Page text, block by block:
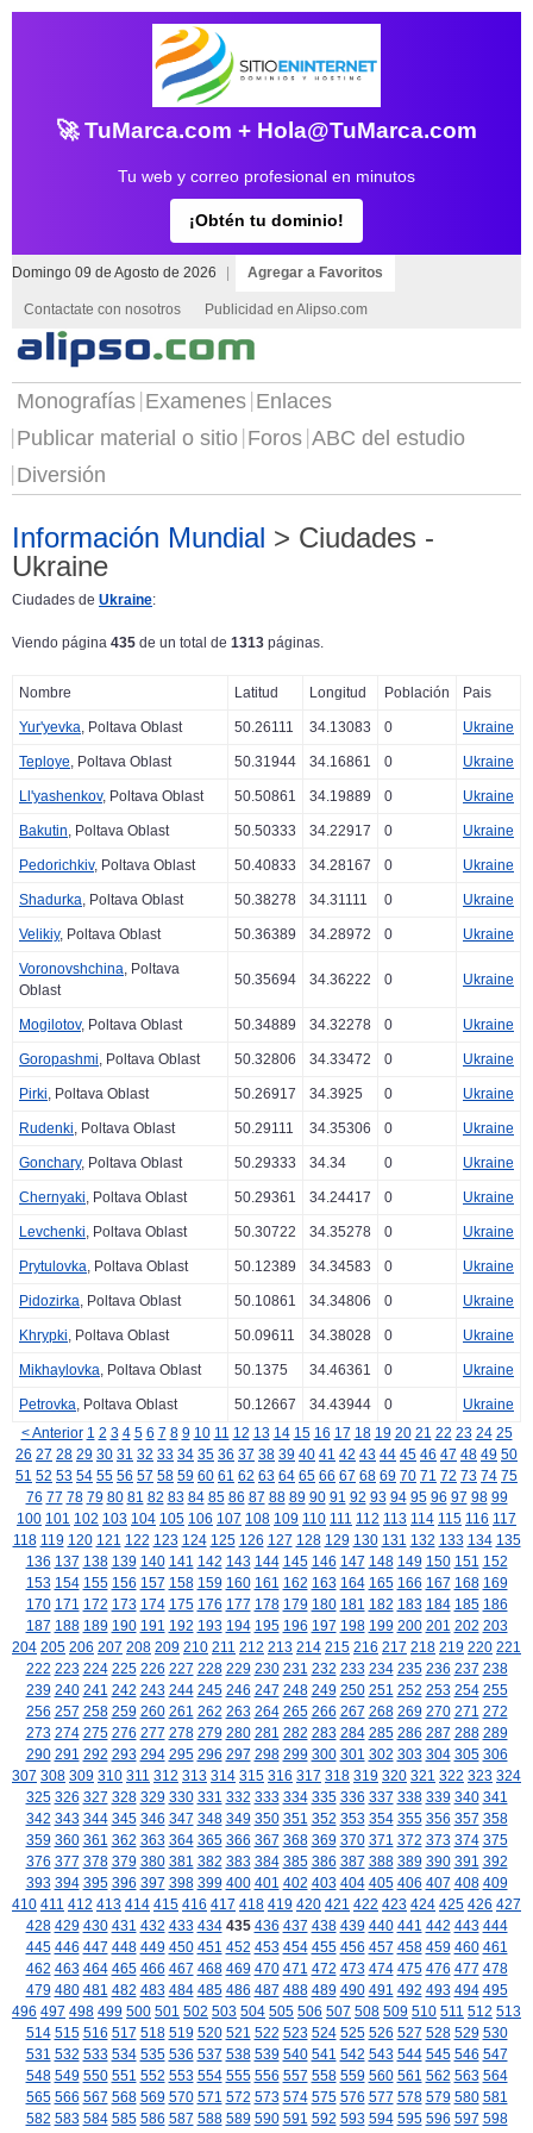
🚀 TuMarca.com + Hola@TuMarca.com
Tu web y correo profesional en minutos
¡Obtén tu dominio!
Domingo 09 de Agosto de 2026 Agregar a Favoritos
Contactate con nosotros Publicidad en Alipso.com
Monografías Examenes Enlaces
Publicar material o sitio Foros ABC del estudio
Diversión
Información Mundial > Ciudades -
Ukraine
Ciudades de Ukraine:
Viendo página 435 de un total de 1313 páginas.
Nombre Latitud Longitud Población Pais
Yur'yevka, Poltava Oblast 50.26111 34.13083 0 Ukraine
Teploye, Poltava Oblast 50.31944 34.16861 0 Ukraine
Ll'yashenkov, Poltava Oblast 50.50861 34.19889 0 Ukraine
Bakutin, Poltava Oblast 50.50333 34.22917 0 Ukraine
Pedorichkiv, Poltava Oblast 50.40833 34.28167 0 Ukraine
Shadurka, Poltava Oblast 50.38278 34.31111 0 Ukraine
Velikiy, Poltava Oblast 50.36389 34.28972 0 Ukraine
Voronovshchina, Poltava
Oblast
50.35694 34.36222 0 Ukraine
Mogilotov, Poltava Oblast 50.34889 34.32278 0 Ukraine
Goropashmi, Poltava Oblast 50.32806 34.33472 0 Ukraine
Pirki, Poltava Oblast 50.26917 34.3925 0 Ukraine
Rudenki, Poltava Oblast 50.29111 34.35306 0 Ukraine
Gonchary, Poltava Oblast 50.29333 34.34 0 Ukraine
Chernyaki, Poltava Oblast 50.29361 34.24417 0 Ukraine
Levchenki, Poltava Oblast 50.30722 34.35278 0 Ukraine
Prytulovka, Poltava Oblast 50.12389 34.34583 0 Ukraine
Pidozirka, Poltava Oblast 50.10861 34.34806 0 Ukraine
Khrypki, Poltava Oblast 50.09611 34.38028 0 Ukraine
Mikhaylovka, Poltava Oblast 50.1375 34.46361 0 Ukraine
Petrovka, Poltava Oblast 50.12667 34.43944 0
Ukraine
< Anterior 1 2 3 4 5 6 7 8 9 10 11 12 13 14 15 16 17 18 19 20 21 22 23 24 25
26 27 28 29 30 31 32 33 34 35 36 37 38 39 40 41 42 43 44 45 46 47 48 49 50
51 52 53 54 55 56 57 58 59 60 61 62 63 64 65 66 67 68 69 70 71 72 73 74 75
76 77 78 79 80 81 82 83 84 85 86 87 88 89 90 91 92 93 94 95 96 97 98 99
100 101 102 103 104 105 106 107 108 109 110 111 112 113 114 115 116 117
118 119 120 121 122 123 124 125 126 127 128 129 130 131 132 133 134 135
136 137 138 139 140 141 142 143 144 145 146 147 148 149 150 151 152
153 154 155 156 157 158 159 160 161 162 163 164 165 166 167 168 169
170 171 172 173 174 175 176 177 178 179 180 181 182 183 184 185 186
187 188 189 190 191 192 193 194 195 196 197 198 199 200 201 202 203
204 205 206 207 208 209 210 211 212 213 214 215 216 217 218 219 220 221
222 223 224 225 226 227 228 229 230 231 232 233 234 235 236 237 238
239 240 241 242 243 244 245 246 247 248 249 250 251 252 253 254 255
256 257 258 259 260 261 262 263 264 265 266 267 268 269 270 271 272
273 274 275 276 277 278 279 280 281 282 283 284 285 286 287 288 289
290 291 292 293 294 295 296 297 298 299 300 301 302 303 304 305 306
307 308 309 310 311 312 313 314 315 316 317 318 319 320 321 322 323 324
325 326 327 328 329 330 331 332 333 334 335 336 337 338 339 340 341
342 343 344 345 346 347 348 349 350 351 352 353 354 355 356 357 358
359 360 361 362 363 364 365 366 367 368 369 370 371 372 373 374 375
376 377 378 379 380 381 382 383 384 385 386 387 388 389 390 391 392
393 394 395 396 397 398 399 400 401 402 403 404 405 406 407 408 409
410 411 412 413 414 415 416 417 418 419 420 421 422 423 424 425 426 427
428 429 430 431 432 433 434 435 436 437 438 439 440 441 442 443 444
445 446 447 448 449 450 451 452 453 454 455 456 457 458 459 460 461
462 463 464 465 466 467 468 469 470 471 472 473 474 475 476 477 478
479 480 481 482 483 484 485 486 487 488 489 490 491 492 493 494 495
496 497 498 499 500 501 502 503 504 505 506 507 508 509 510 511 512 513
514 515 516 517 518 519 520 521 522 523 524 525 526 527 528 529 530
531 532 533 534 535 536 537 538 539 540 541 542 543 544 545 546 547
548 549 550 551 552 553 554 555 556 557 558 559 560 561 562 563 564
565 566 567 568 569 570 571 572 573 574 575 576 577 578 579 580 581
582 583 584 585 586 587 588 589 590 591 592 593 594 595 596 597 598